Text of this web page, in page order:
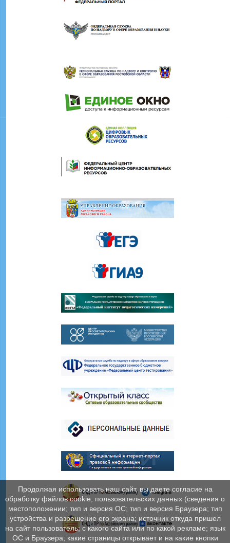
Продолжая использовать наш сайт, вы даете согласие на
обработку файлов cookie, пользовательских данных (сведения о
местоположении; тип и версия ОС; тип и версия Браузера; тип
устройства и разрешение его экрана; источник откуда пришел
на сайт пользователь; с какого сайта или по какой рекламе; язык
ОС и Браузера; какие страницы открывает и на какие кнопки